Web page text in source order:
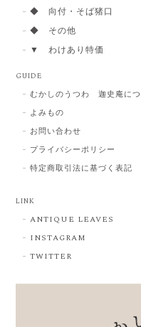
◆ 向付・そば猪口
◆ その他
▼ わけあり特価
GUIDE
むかしのうつわ 迦史庵に
よみもの
お問い合わせ
プライバシーポリシー
特定商取引法に基づく表記
LINK
ANTIQUE LEAVES
INSTAGRAM
TWITTER